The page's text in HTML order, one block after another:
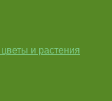
и растения